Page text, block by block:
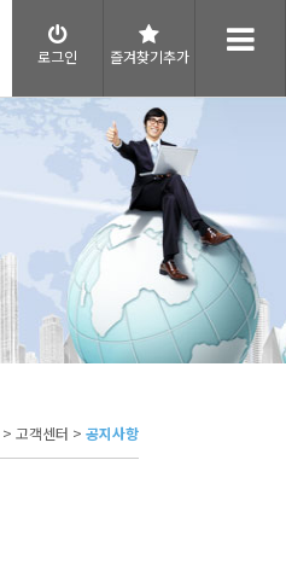
로그인 즐겨찾기추가
> 고객센터 > 공지사항